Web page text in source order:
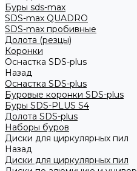
Буры sds-max
SDS-max QUADRO
SDS-max пробивные
Долота (резцы)
Коронки
Оснастка SDS-plus
Назад
Оснастка SDS-plus
Буровые коронки SDS-plus
Буры SDS-PLUS S4
Долота SDS-plus
Наборы буров
Диски для циркулярных пил
Назад
Диски для циркулярных пил